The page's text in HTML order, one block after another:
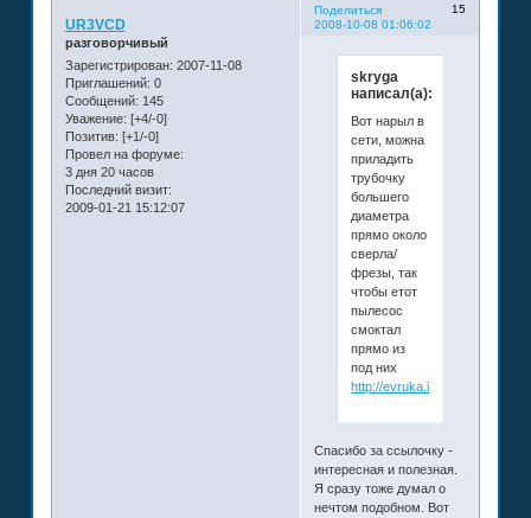
Поделиться
15
2008-10-08 01:06:02
UR3VCD
разговорчивый
Зарегистрирован: 2007-11-08
Приглашений: 0
Сообщений: 145
Уважение: [+4/-0]
Позитив: [+1/-0]
Провел на форуме:
3 дня 20 часов
Последний визит:
2009-01-21 15:12:07
skryga
написал(а):
Вот нарыл в
сети, можна
приладить
трубочку
большего
диаметра
прямо около
сверла/
фрезы, так
чтобы етот
пылесос
смоктал
прямо из
под них
http://evruka.info/content/view/
Спасибо за ссылочку -
интересная и полезная.
Я сразу тоже думал о
нечтом подобном. Вот